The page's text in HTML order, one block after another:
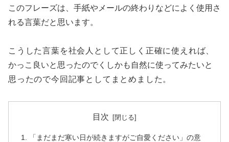
このフレーズは、手紙やメールの終わりなどによく使用さ
れる言葉だと思います。
こうした言葉を社会人として正しく正確に使えれば、
かっこ良いと思ったのでくしかも自然に使ってみたいと
思ったので今回記事としてまとめました。
目次
「まだまだ寒い日が続きますがご自愛ください」の意